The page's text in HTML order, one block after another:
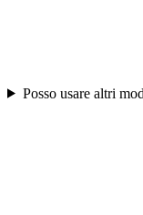
Posso usare altri